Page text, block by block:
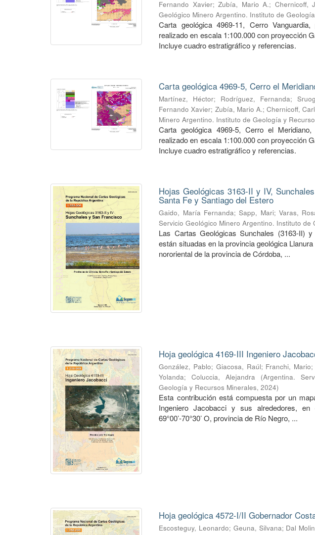
Fernando Xavier;Zubía, Mario A.; Chernicoff,
Geológico Minero Argentino. Instituto de
Carta geológica 4969-11, Cerro
realizado en escala 1:100.000 con proyección
Incluye cuadro estratigráfico y referencias.
Carta geológica 4969-5, Cerro el
Martínez, Héctor; Rodríguez, Fernanda;
Fernando Xavier; Zubía, Mario A.; Chernicoff,
Minero Argentino. Instituto de Geología y
Carta geológica 4969-5, Cerro el
realizado en escala 1:100.000 con proyección
Incluye cuadro estratigráfico y referencias.
Hojas Geológicas 3163-II y IV,
Santa Fe y Santiago del Estero
Gaido, María Fernanda;Sapp, Mari; Varas,
Servicio Geológico Minero Argentino. Instituto de
Las Cartas Geológicas Sunchales (3163-II)
están situadas en la provincia geológica
nororiental de la provincia de Córdoba, ...
Hoja geológica 4169-III Ingeniero
González, Pablo; Giacosa, Raúl; Franchi, Mario;
Yolanda;Coluccia, Alejandra (Argentina.
Geología y Recursos Minerales,2024)
Esta contribución está compuesta por un
Ingeniero Jacobacci y sus alrededores, en
69°00’-70°30’ O, provincia de Río Negro, ...
Hoja geológica 4572-I/II Gobernador
Escosteguy, Leonardo; Geuna, Silvana; Dal